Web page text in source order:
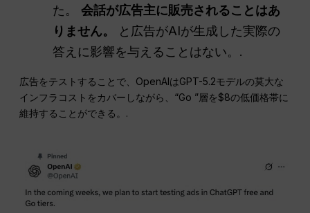
た。会話が広告主に販売されることはあ
りません。
と広告がAIが生成した実際の
答えに影響を与えることはない。.
広告をテストすることで、OpenAIはGPT-5.2モデルの莫大な
インフラコストをカバーしながら、“Go ”層を$8の低価格帯に
維持することができる。.